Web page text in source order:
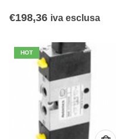
€198,36 iva esclusa
HOT